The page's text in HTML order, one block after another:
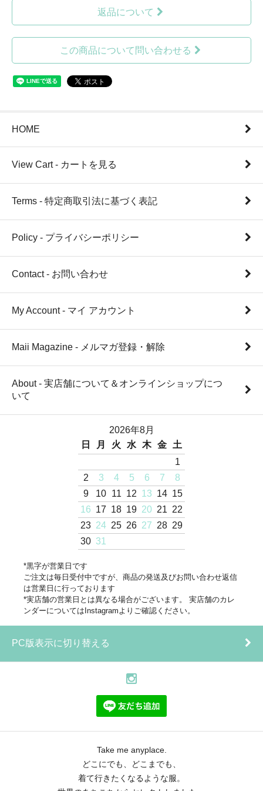
返品について
この商品について問い合わせる
HOME
View Cart - カートを見る
Terms - 特定商取引法に基づく表記
Policy - プライバシーポリシー
Contact - お問い合わせ
My Account - マイ アカウント
Maii Magazine - メルマガ登録・解除
About - 実店舗について＆オンラインショップにつ
いて
2026年8月
日
月 火 水 木 金
土
1
2
3 4 5 6 7
8
9
10 11 12 13 14 15
16 17 18 19 20 21 22
23 24 25 26 27 28 29
30 31
*黒字が営業日です
ご注文は毎日受付中ですが、商品の発送及びお問い合わせ返信
は営業日に行っております
*実店舗の営業日とは異なる場合がございます。 実店舗のカレ
ンダーについてはInstagramよりご確認ください。
PC版表示に切り替える
Take me anyplace.
どこにでも、どこまでも、
着て行きたくなるような服。